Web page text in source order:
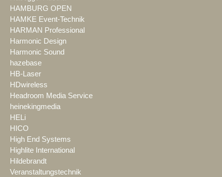
HAMBURG OPEN
HAMKE Event-Technik
HARMAN Professional
Harmonic Design
Harmonic Sound
hazebase
HB-Laser
HDwireless
Headroom Media Service
heinekingmedia
HELi
HICO
High End Systems
Highlite International
Hildebrandt
Veranstaltungstechnik